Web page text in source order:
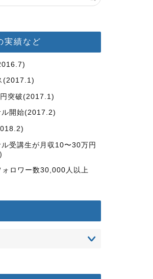
実績など
(2017.1)
突破(2017.1)
ル開始(2017.2)
ル受講生が月収10〜30万円
ォロワー数30,000人以上